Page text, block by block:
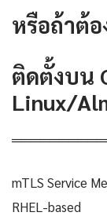
หรือถ้าต้
ติดตั้งบน
Linux/
mTLS Service
RHEL-based